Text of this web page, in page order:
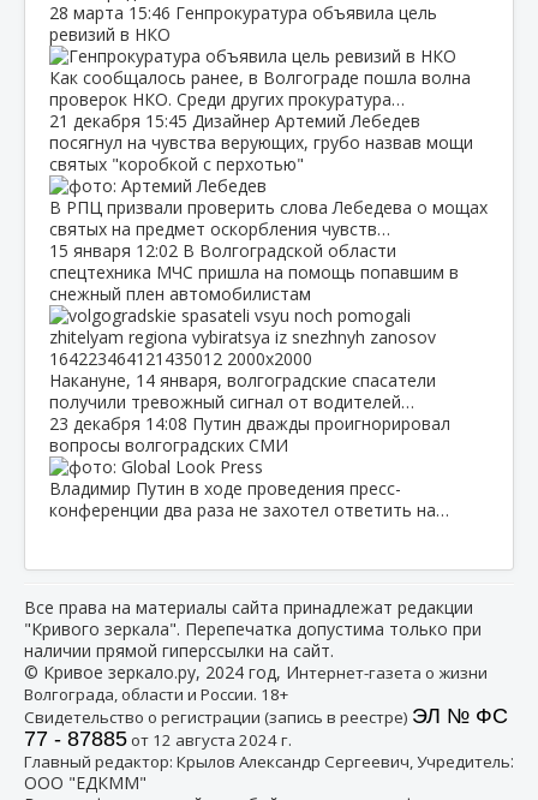
28 марта 15:46 Генпрокуратура объявила цель
ревизий в НКО
Как сообщалось ранее, в Волгограде пошла волна
проверок НКО. Среди других прокуратура…
21 декабря 15:45 Дизайнер Артемий Лебедев
посягнул на чувства верующих, грубо назвав мощи
святых "коробкой с перхотью"
В РПЦ призвали проверить слова Лебедева о мощах
святых на предмет оскорбления чувств…
15 января 12:02 В Волгоградской области
спецтехника МЧС пришла на помощь попавшим в
снежный плен автомобилистам
Накануне, 14 января, волгоградские спасатели
получили тревожный сигнал от водителей…
23 декабря 14:08 Путин дважды проигнорировал
вопросы волгоградских СМИ
Владимир Путин в ходе проведения пресс-
конференции два раза не захотел ответить на…
Все права на материалы сайта принадлежат редакции
"Кривого зеркала". Перепечатка допустима только при
наличии прямой гиперссылки на сайт.
© Кривое зеркало.ру, 2024 год, Интернет-газета о жизни
Волгограда, области и России. 18+
Свидетельство о регистрации (запись в реестре) ЭЛ № ФС
77 - 87885от 12 августа 2024 г.
Главный редактор: Крылов Александр Сергеевич, Учредитель:
ООО "ЕДКММ"